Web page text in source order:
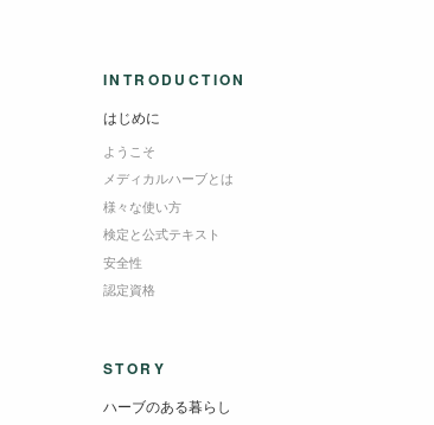
INTRODUCTION
はじめに
ようこそ
メディカルハーブとは
様々な使い方
検定と公式テキスト
安全性
認定資格
STORY
ハーブのある暮らし